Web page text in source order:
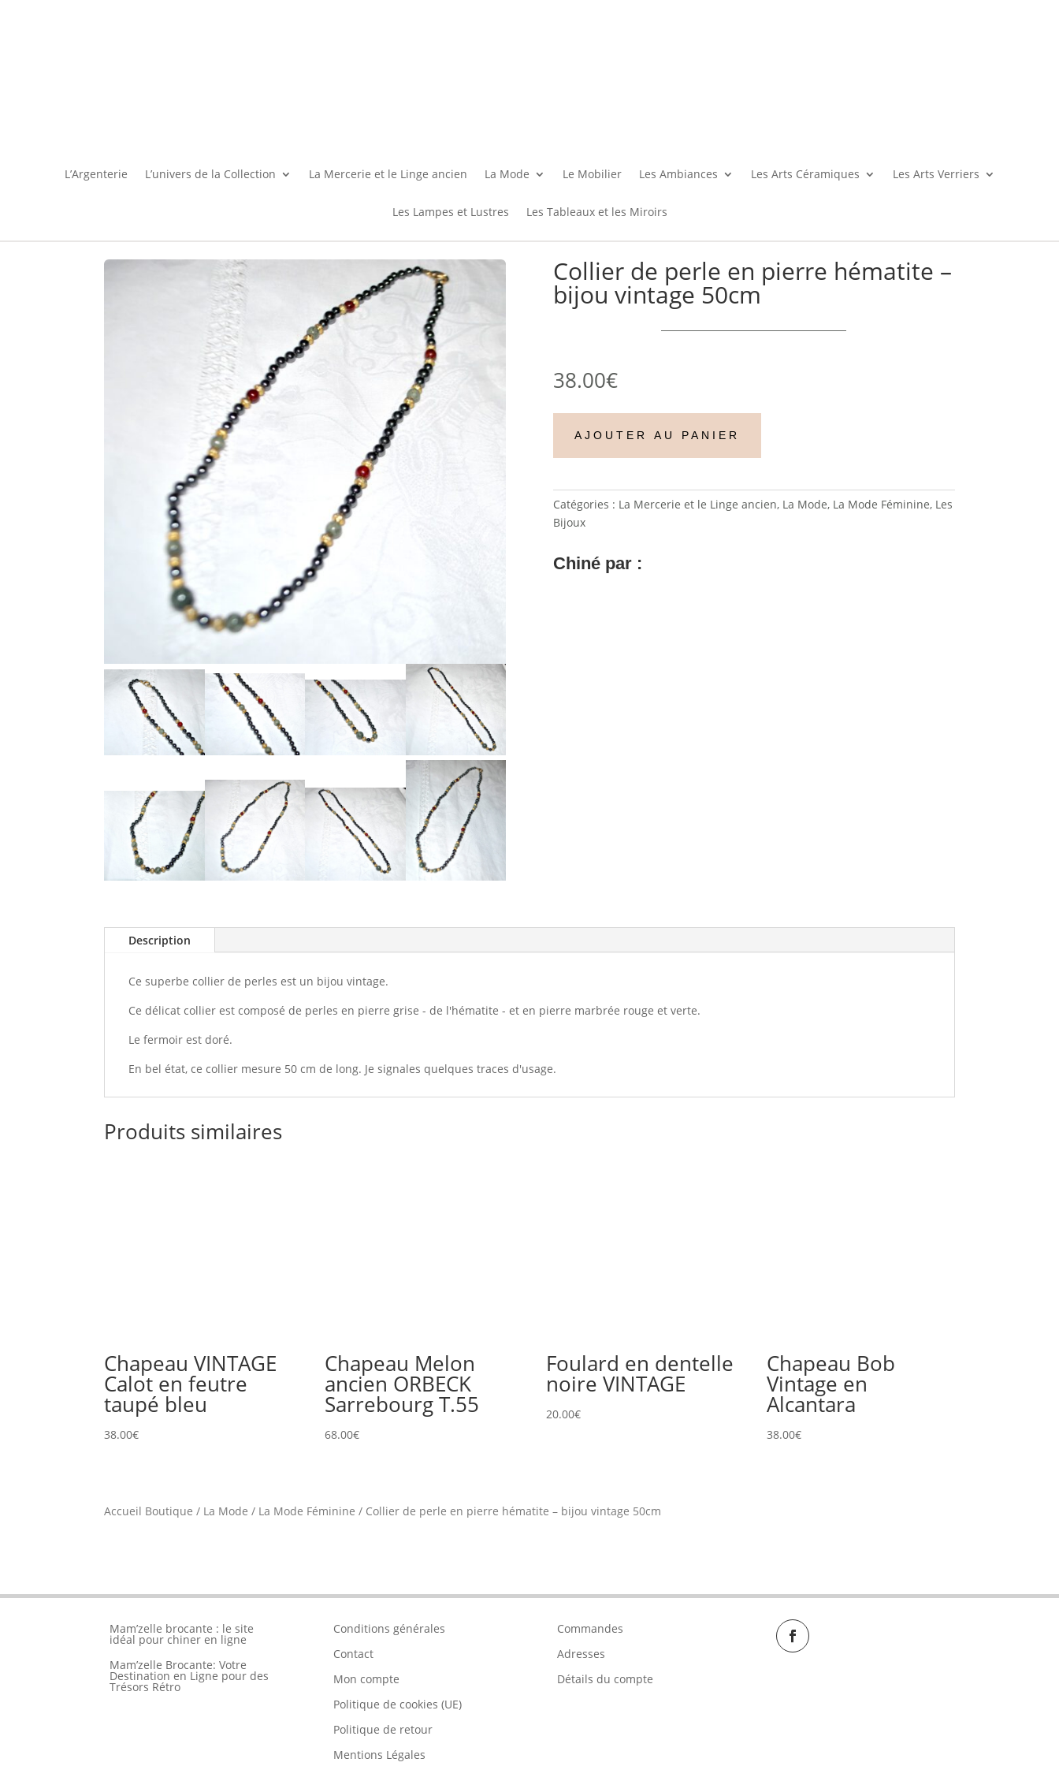
L’Argenterie L’univers de la Collection La Mercerie et le Linge ancien La Mode Le Mobilier Les Ambiances Les Arts Céramiques Les Arts Verriers
Les Lampes et Lustres Les Tableaux et les Miroirs
Collier de perle en pierre hématite –
bijou vintage 50cm
38.00€
AJOUTER AU PANIER
Catégories : La Mercerie et le Linge ancien, La Mode, La Mode Féminine, Les
Bijoux
Chiné par :
Description
Ce superbe collier de perles est un bijou vintage.
Ce délicat collier est composé de perles en pierre grise - de l'hématite - et en pierre marbrée rouge et verte.
Le fermoir est doré.
En bel état, ce collier mesure 50 cm de long. Je signales quelques traces d'usage.
Produits similaires
Chapeau VINTAGE
Calot en feutre
taupé bleu
38.00€
Chapeau Melon
ancien ORBECK
Sarrebourg T.55
68.00€
Foulard en dentelle
noire VINTAGE
20.00€
Chapeau Bob
Vintage en
Alcantara
38.00€
Accueil Boutique / La Mode / La Mode Féminine / Collier de perle en pierre hématite – bijou vintage 50cm
Mam’zelle brocante : le site
idéal pour chiner en ligne
Mam’zelle Brocante: Votre
Destination en Ligne pour des
Trésors Rétro
Conditions générales
Contact
Mon compte
Politique de cookies (UE)
Politique de retour
Mentions Légales
Commandes
Adresses
Détails du compte